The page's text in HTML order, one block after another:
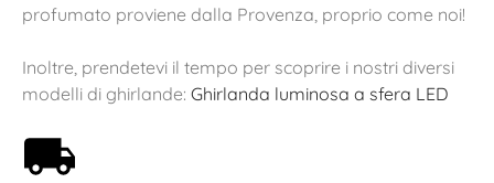
profumato proviene dalla Provenza, proprio come noi!
Inoltre, prendetevi il tempo per scoprire i nostri diversi
modelli di ghirlande: Ghirlanda luminosa a sfera LED